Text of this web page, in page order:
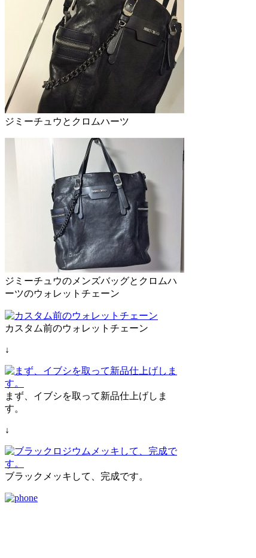
ジミーチュウとクロムハーツ
ジミーチュウのメンズバッグとクロムハ
ーツのウォレットチェーン
カスタム前のウォレットチェーン
↓
まず、イブシを取って新品仕上げしま
す。
↓
ブラックメッキして、完成です。